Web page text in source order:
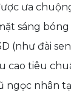
ưa
sáng
(như đài
cao tiêu
ngọc nhân